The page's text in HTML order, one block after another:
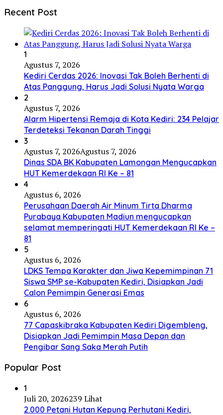
Recent Post
1
Agustus 7, 2026
Kediri Cerdas 2026: Inovasi Tak Boleh Berhenti di
Atas Panggung, Harus Jadi Solusi Nyata Warga
2
Agustus 7, 2026
Alarm Hipertensi Remaja di Kota Kediri: 234 Pelajar
Terdeteksi Tekanan Darah Tinggi
3
Agustus 7, 2026Agustus 7, 2026
Dinas SDA BK Kabupaten Lamongan Mengucapkan
HUT Kemerdekaan RI Ke – 81
4
Agustus 6, 2026
Perusahaan Daerah Air Minum Tirta Dharma
Purabaya Kabupaten Madiun mengucapkan
selamat memperingati HUT Kemerdekaan RI Ke –
81
5
Agustus 6, 2026
LDKS Tempa Karakter dan Jiwa Kepemimpinan 71
Siswa SMP se-Kabupaten Kediri, Disiapkan Jadi
Calon Pemimpin Generasi Emas
6
Agustus 6, 2026
77 Capaskibraka Kabupaten Kediri Digembleng,
Disiapkan Jadi Pemimpin Masa Depan dan
Pengibar Sang Saka Merah Putih
Popular Post
1
Juli 20, 2026239 Lihat
2.000 Petani Hutan Kepung Perhutani Kediri,